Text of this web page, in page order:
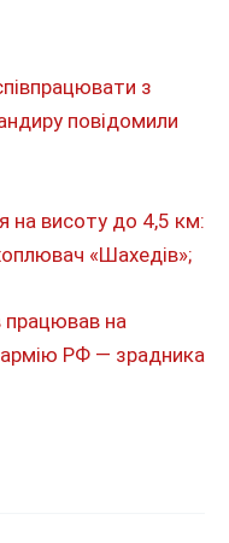
з
повідомили
на висоту до 4,5 км:
«Шахедів»;
працював на
армію РФ — зрадника